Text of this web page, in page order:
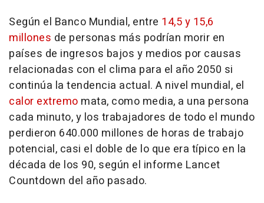
Según el Banco Mundial, entre 14,5 y 15,6
millones de personas más podrían morir en
países de ingresos bajos y medios por causas
relacionadas con el clima para el año 2050 si
continúa la tendencia actual. A nivel mundial, el
calor extremo mata, como media, a una persona
cada minuto, y los trabajadores de todo el mundo
perdieron 640.000 millones de horas de trabajo
potencial, casi el doble de lo que era típico en la
década de los 90, según el informe Lancet
Countdown del año pasado.